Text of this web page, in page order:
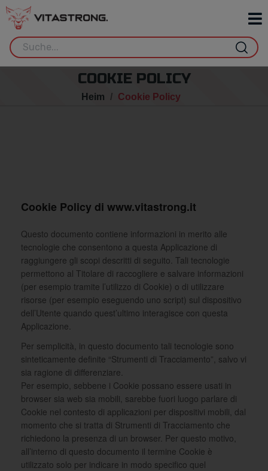
COOKIE POLICY
Heim Cookie Policy